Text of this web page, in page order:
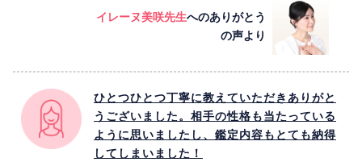
イレーヌ美咲先生へのありがとう
の声より
ひとつひとつ丁寧に教えていただきありがと
うございました。相手の性格も当たっている
ように思いましたし、鑑定内容もとても納得
してしまいました！